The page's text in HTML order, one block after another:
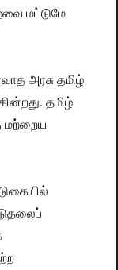
மட்டுமே
அரசு தமிழ்
தமிழ்
மற்றைய